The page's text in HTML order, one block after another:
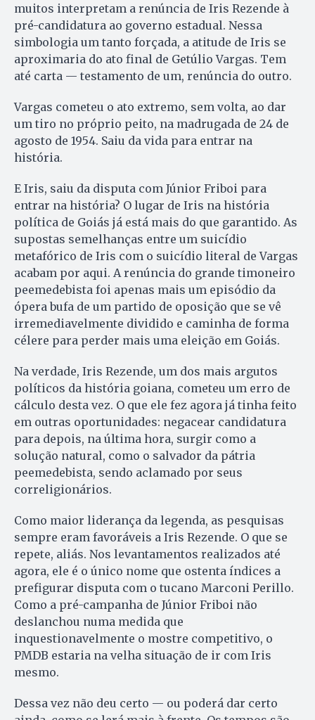
muitos interpretam a renúncia de Iris Re­zen­de à
pré-candidatura ao governo estadual. Nessa
simbologia um tan­to forçada, a atitude de Iris se
aproximaria do ato final de Ge­túlio Vargas. Tem
até carta — testamento de um, renúncia do outro.
Vargas cometeu o ato extremo, sem volta, ao dar
um tiro no próprio peito, na madrugada de 24 de
agosto de 1954. Saiu da vida para entrar na
história.
E Iris, saiu da disputa com Júnior Friboi para
entrar na história? O lugar de Iris na história
política de Goiás já está mais do que garantido. As
supostas semelhanças entre um suicídio
metafórico de Iris com o suicídio literal de Vargas
acabam por aqui. A renúncia do grande timoneiro
peemedebista foi apenas mais um episódio da
ópera bufa de um partido de oposição que se vê
irremediavelmente dividido e caminha de forma
célere para perder mais uma eleição em Goiás.
Na verdade, Iris Rezende, um dos mais argutos
políticos da história goiana, cometeu um erro de
cálculo desta vez. O que ele fez agora já tinha feito
em outras oportunidades: negacear candidatura
para depois, na última hora, surgir como a
solução natural, como o salvador da pátria
peemedebista, sendo aclamado por seus
correligionários.
Como maior liderança da le­gen­da, as pesquisas
sempre eram fa­voráveis a Iris Rezende. O que se
repete, aliás. Nos levantamentos realizados até
agora, ele é o ú­nico nome que ostenta índices a
prefigurar disputa com o tu­cano Marconi Perillo.
Como a pré-campanha de Júnior Friboi não
deslanchou numa medida que
inquestionavelmente o mostre competitivo, o
PMDB estaria na velha situação de ir com Iris
mesmo.
Dessa vez não deu certo — ou poderá dar certo